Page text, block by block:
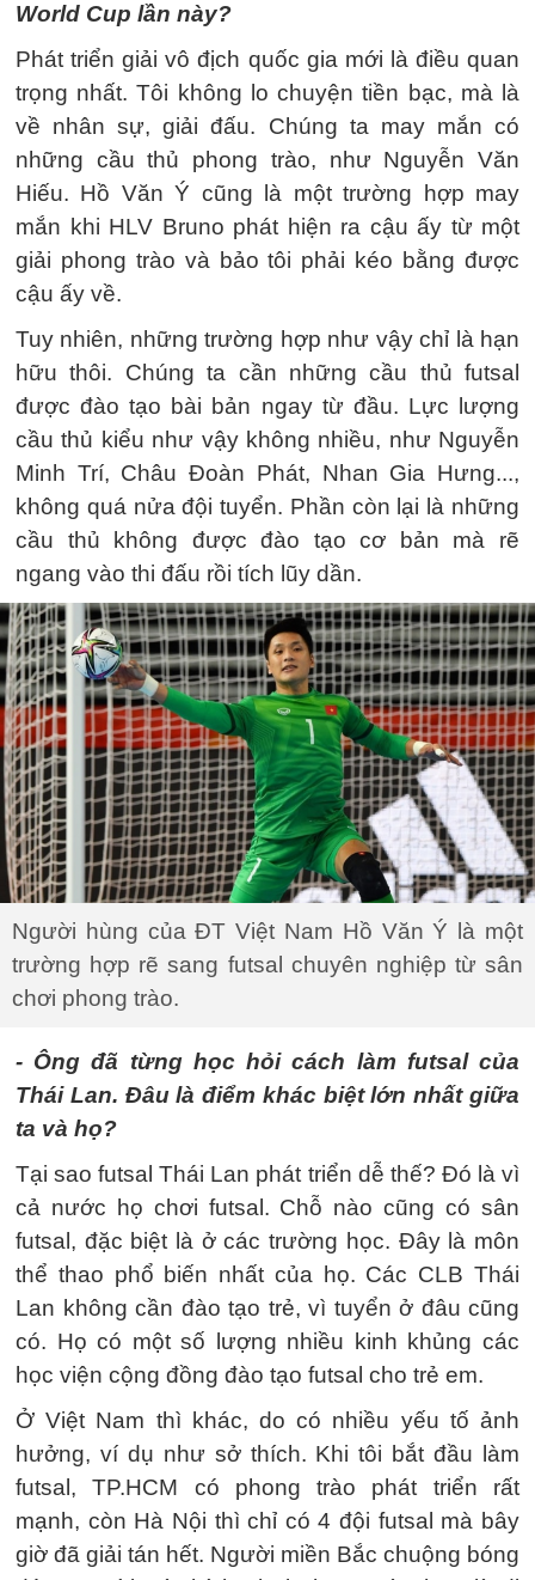
World Cup lần này?
Phát triển giải vô địch quốc gia mới là điều quan
trọng nhất. Tôi không lo chuyện tiền bạc, mà là
về nhân sự, giải đấu. Chúng ta may mắn có
những cầu thủ phong trào, như Nguyễn Văn
Hiếu. Hồ Văn Ý cũng là một trường hợp may
mắn khi HLV Bruno phát hiện ra cậu ấy từ một
giải phong trào và bảo tôi phải kéo bằng được
cậu ấy về.
Tuy nhiên, những trường hợp như vậy chỉ là hạn
hữu thôi. Chúng ta cần những cầu thủ futsal
được đào tạo bài bản ngay từ đầu. Lực lượng
cầu thủ kiểu như vậy không nhiều, như Nguyễn
Minh Trí, Châu Đoàn Phát, Nhan Gia Hưng...,
không quá nửa đội tuyển. Phần còn lại là những
cầu thủ không được đào tạo cơ bản mà rẽ
ngang vào thi đấu rồi tích lũy dần.
Người hùng của ĐT Việt Nam Hồ Văn Ý là một
trường hợp rẽ sang futsal chuyên nghiệp từ sân
chơi phong trào.
- Ông đã từng học hỏi cách làm futsal của
Thái Lan. Đâu là điểm khác biệt lớn nhất giữa
ta và họ?
Tại sao futsal Thái Lan phát triển dễ thế? Đó là vì
cả nước họ chơi futsal. Chỗ nào cũng có sân
futsal, đặc biệt là ở các trường học. Đây là môn
thể thao phổ biến nhất của họ. Các CLB Thái
Lan không cần đào tạo trẻ, vì tuyển ở đâu cũng
có. Họ có một số lượng nhiều kinh khủng các
học viện cộng đồng đào tạo futsal cho trẻ em.
Ở Việt Nam thì khác, do có nhiều yếu tố ảnh
hưởng, ví dụ như sở thích. Khi tôi bắt đầu làm
futsal, TP.HCM có phong trào phát triển rất
mạnh, còn Hà Nội thì chỉ có 4 đội futsal mà bây
giờ đã giải tán hết. Người miền Bắc chuộng bóng